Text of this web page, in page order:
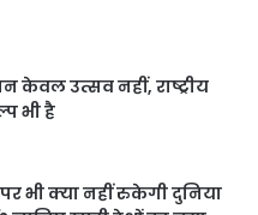
केवल उत्सव नहीं, राष्ट्रीय
भी है
भी क्या नहीं रुकेगी दुनिया